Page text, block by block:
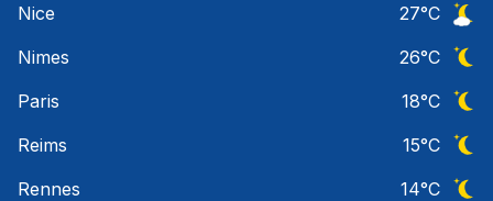
Nice
27°C
Nimes
26°C
Paris
18°C
Reims
15°C
Rennes
14°C